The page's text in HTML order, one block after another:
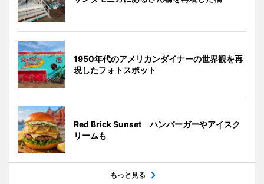
1950年代のアメリカンダイナーの世界観を再
現したフォトスポット
Red Brick Sunset ハンバーガーやアイスク
リームも
もっと見る